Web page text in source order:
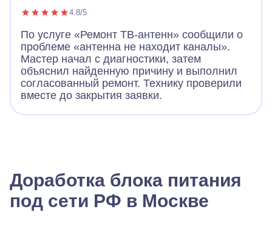
4.8/5
По услуге «Ремонт ТВ-антенн» сообщили о
проблеме «антенна не находит каналы».
Мастер начал с диагностики, затем
объяснил найденную причину и выполнил
согласованный ремонт. Технику проверили
вместе до закрытия заявки.
Доработка блока питания
под сети РФ в Москве